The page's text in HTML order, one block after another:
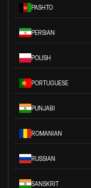
PASHTO
PERSIAN
POLISH
PORTUGUESE
PUNJABI
ROMANIAN
RUSSIAN
SANSKRIT